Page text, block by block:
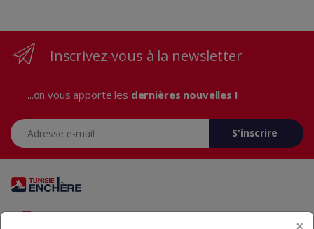
Inscrivez-vous à la newsletter
...on vous apporte les dernières nouvelles !
Adresse e-mail
S'inscrire
Vous avez des questions? Appelez-nous 24/7!